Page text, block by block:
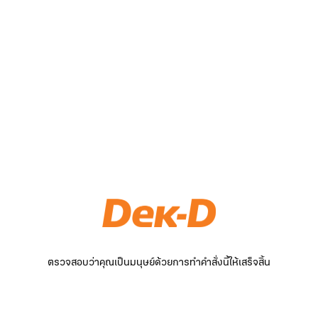
ตรวจสอบว่าคุณเป็นมนุษย์ด้วยการทำคำสั่งนี้ให้เสร็จสิ้น